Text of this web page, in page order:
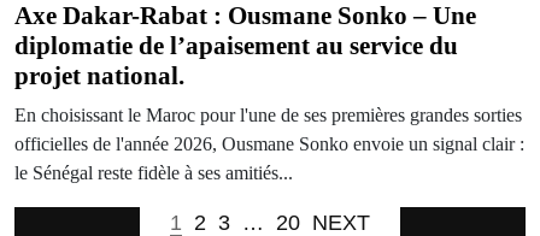
Axe Dakar-Rabat : Ousmane Sonko – Une
diplomatie de l’apaisement au service du
projet national.
En choisissant le Maroc pour l'une de ses premières grandes sorties
officielles de l'année 2026, Ousmane Sonko envoie un signal clair :
le Sénégal reste fidèle à ses amitiés...
1 2 3 … 20 NEXT